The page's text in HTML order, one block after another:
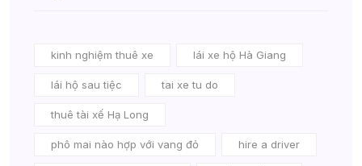
kinh nghiệm thuê xe lái xe hộ Hà Giang
lái hộ sau tiệc tai xe tu do
thuê tài xế Hạ Long
phô mai nào hợp với vang đỏ hire a driver